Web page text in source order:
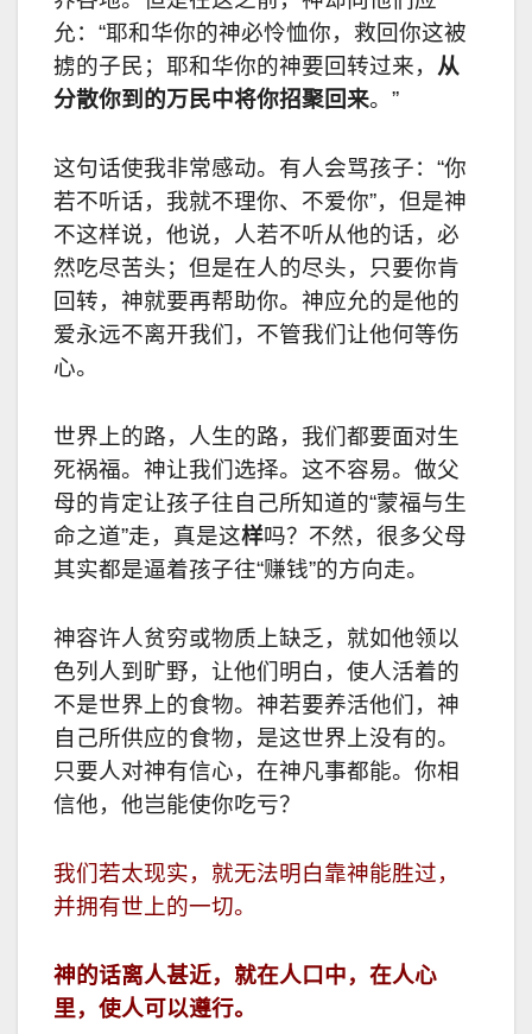
允：“耶和华你的神必怜恤你，救回你这被
掳的子民；耶和华你的神要回转过来， 从
分散你到的万民中将你招聚回来。”
这句话使我非常感动。有人会骂孩子：“你
若不听话，我就不理你、不爱你”，但是神
不这样说，他说，人若不听从他的话，必
然吃尽苦头；但是在人的尽头，只要你肯
回转，神就要再帮助你。神应允的是他的
爱永远不离开我们，不管我们让他何等伤
心。
世界上的路，人生的路，我们都要面对生
死祸福。神让我们选择。这不容易。做父
母的肯定让孩子往自己所知道的“蒙福与生
命之道”走，真是这样吗？不然，很多父母
其实都是逼着孩子往“赚钱”的方向走。
神容许人贫穷或物质上缺乏，就如他领以
色列人到旷野，让他们明白，使人活着的
不是世界上的食物。神若要养活他们，神
自己所供应的食物，是这世界上没有的。
只要人对神有信心，在神凡事都能。你相
信他，他岂能使你吃亏？
我们若太现实，就无法明白靠神能胜过，
并拥有世上的一切。
神的话离人甚近，就在人口中，在人心
里，使人可以遵行。